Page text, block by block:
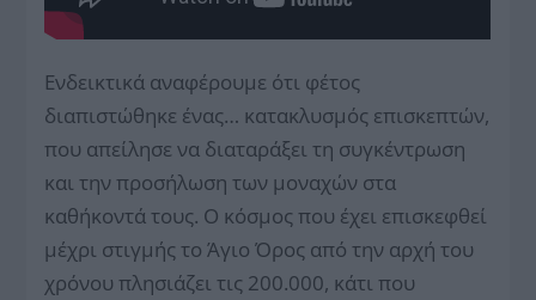
Ενδεικτικά αναφέρουμε ότι φέτος
διαπιστώθηκε ένας… κατακλυσμός επισκεπτών,
που απείλησε να διαταράξει τη συγκέντρωση
και την προσήλωση των μοναχών στα
καθήκοντά τους. Ο κόσμος που έχει επισκεφθεί
μέχρι στιγμής το Άγιο Όρος από την αρχή του
χρόνου πλησιάζει τις 200.000, κάτι που